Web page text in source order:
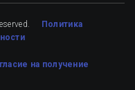
Политика
на получение